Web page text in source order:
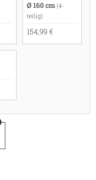
Ø 160 cm (4-
teilig)
154,99 €